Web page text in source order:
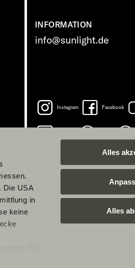
Die USA
in
keine
Alles
Alles
INFORMATION
info@sunlight.de
Instagram Facebook